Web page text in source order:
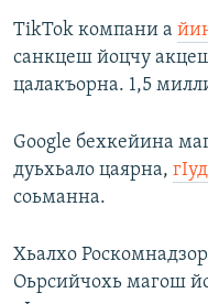
TikTok компани а
санкцеш йоцчу
цалакъорна. 1,5
Google бехкейина
дуьхьало цаярна,
соьманна.
Хьалхо
Оьрсийчохь магош